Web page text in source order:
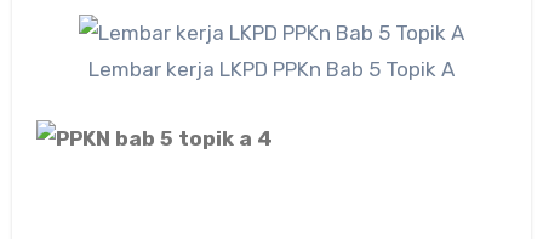
Lembar kerja LKPD PPKn Bab 5 Topik A